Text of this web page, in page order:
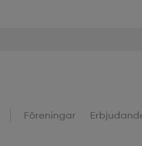
Föreningar